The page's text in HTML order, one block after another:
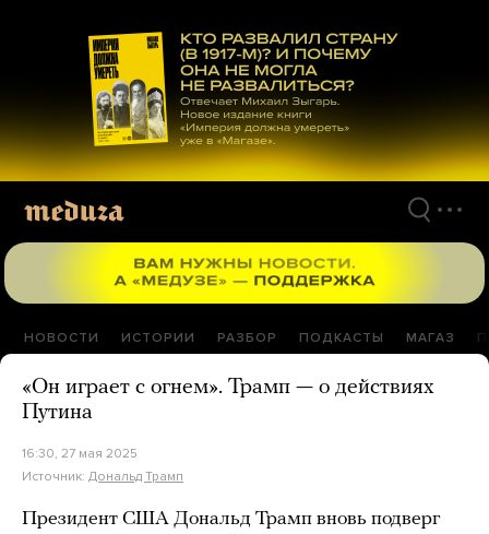
материалам
НОВОСТИ ИСТОРИИ РАЗБОР ПОДКАСТЫ МАГАЗ
«Он играет с огнем». Трамп — о действиях
Путина
16:30, 27 мая 2025
Источник: Дональд Трамп
Президент США Дональд Трамп вновь подверг